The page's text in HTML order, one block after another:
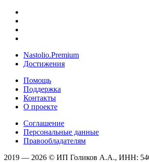
Nastolio.Premium
Достижения
Помощь
Поддержка
Контакты
О проекте
Соглашение
Персональные данные
Правообладателям
2019 — 2026 © ИП Голиков А.А., ИНН: